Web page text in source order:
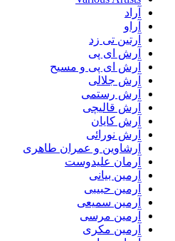
آراد
آراو
آرتین تی زد
آرش ای پی
آرش ای پی و مسیح
آرش جلالی
آرش رستمی
آرش قالیچی
آرش کایان
آرش نورائی
آرشاوین و عمران طاهری
آرمان علیدوست
آرمین بیانی
آرمین حبیبی
آرمین سمیعی
آرمین مرسی
آرمین مکری